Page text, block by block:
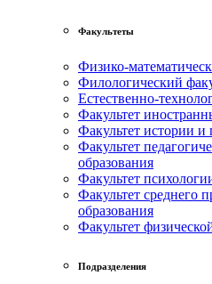
Факультеты
Физико-
Филологический
Естественно-
Факультет
Факультет истории и
Факультет
образования
Факультет
Факультет среднего
образования
Факультет
Подразделения